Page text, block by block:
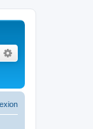
Rechercher